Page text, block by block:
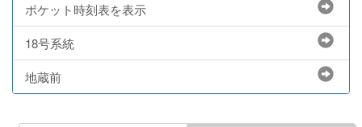
ポケット時刻表を表示
18号系統
地蔵前